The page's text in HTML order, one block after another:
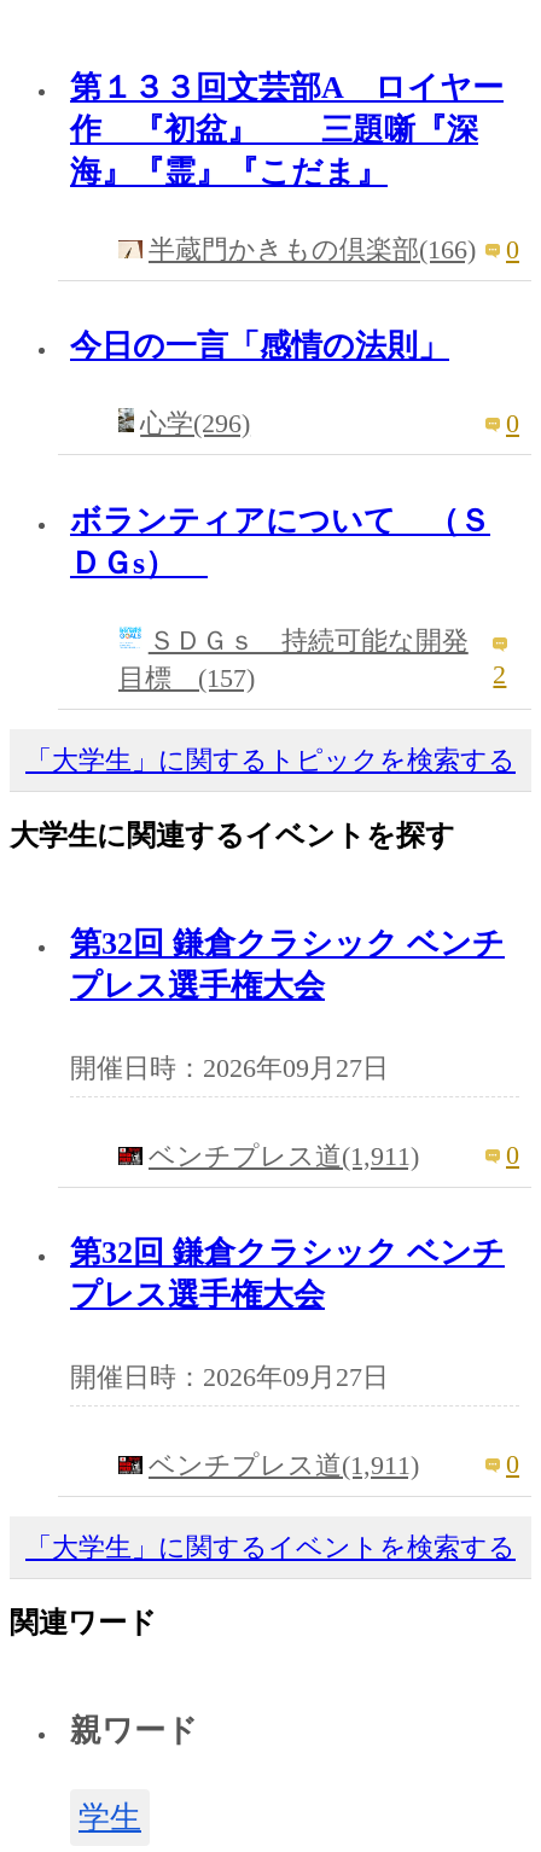
第１３３回文芸部A ロイヤー
作 『初盆』 三題噺『深
海』『霊』『こだま』
半蔵門かきもの倶楽部(166) 0
今日の一言「感情の法則」
心学(296) 0
ボランティアについて （Ｓ
ＤＧs）
ＳＤＧｓ 持続可能な開発
目標 (157)
2
「大学生」に関するトピックを検索する
大学生に関連するイベントを探す
第32回 鎌倉クラシック ベンチ
プレス選手権大会
開催日時：2026年09月27日
ベンチプレス道(1,911) 0
第32回 鎌倉クラシック ベンチ
プレス選手権大会
開催日時：2026年09月27日
ベンチプレス道(1,911) 0
「大学生」に関するイベントを検索する
関連ワード
親ワード
学生